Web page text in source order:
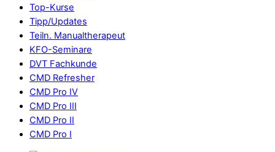
Top-Kurse
Tipp/Updates
Teiln. Manualtherapeut
KFO-Seminare
DVT Fachkunde
CMD Refresher
CMD Pro IV
CMD Pro III
CMD Pro II
CMD Pro I